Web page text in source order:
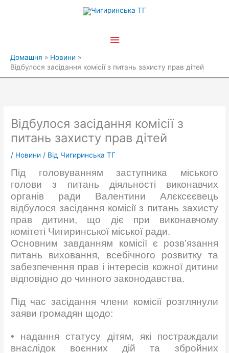
Головне
Домашня
Новини
Відбулося засідання комісії з питань захисту прав дітей
Відбулося засідання комісії з
питань захисту прав дітей
/ Новини / Від Чигиринська ТГ
Під головуванням заступника міського
голови з питань діяльності виконавчих
органів ради Валентини Алєксєєвець
відбулося засідання комісії з питань захисту
прав дитини, що діє при виконавчому
комітеті Чигиринської міської ради.
Основним завданням комісії є розв’язання
питань виховання, всебічного розвитку та
забезпечення прав і інтересів кожної дитини
відповідно до чинного законодавства.
Під час засідання члени комісії розглянули
заяви громадян щодо:
• надання статусу дітям, які постраждали
внаслідок воєнних дій та збройних